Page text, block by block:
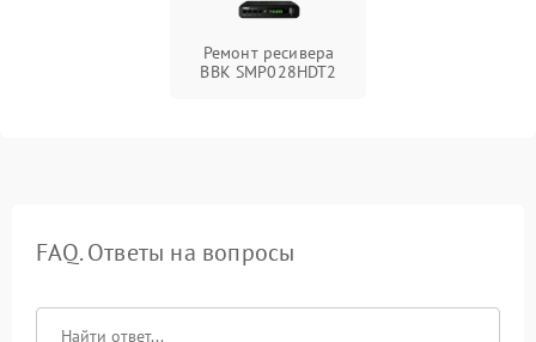
Ремонт ресивера
BBK SMP028HDT2
FAQ. Ответы на вопросы